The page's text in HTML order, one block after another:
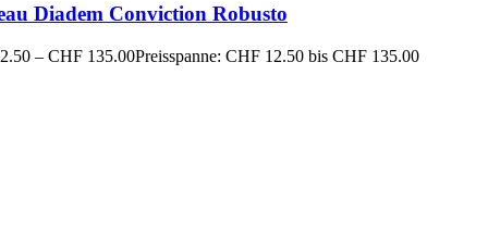
Diadem Conviction Robusto
– CHF 135.00Preisspanne: CHF 12.50 bis CHF 135.00